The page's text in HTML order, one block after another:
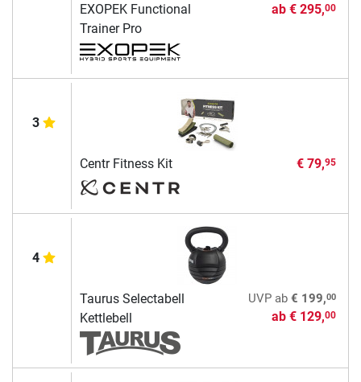
EXOPEK Functional
Trainer Pro
ab € 295,00
3
Centr Fitness Kit € 79,95
4
Taurus Selectabell
Kettlebell
UVPab € 199,00
ab € 129,00